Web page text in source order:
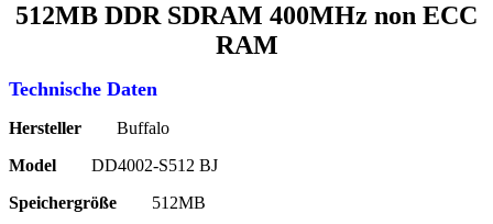
512MB DDR SDRAM 400MHz non ECC
RAM
Technische Daten
Hersteller
Buffalo
Model
DD4002-S512 BJ
Speichergröße
512MB